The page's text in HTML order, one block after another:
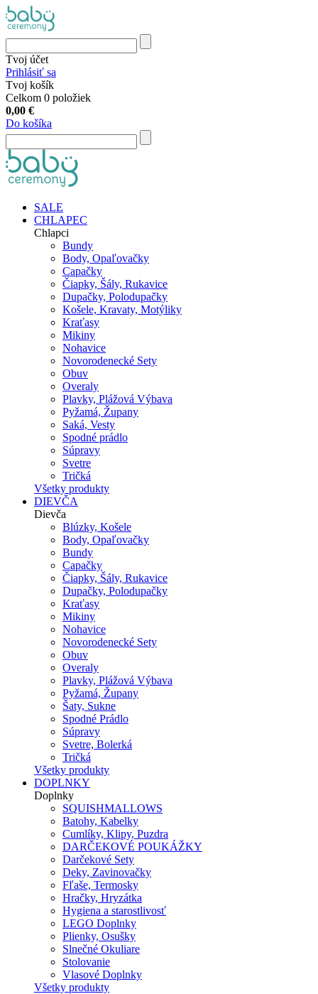
Tvoj účet
Prihlásiť sa
Tvoj košík
Celkom 0 položiek
0,00 €
Do košíka
SALE
CHLAPEC
Chlapci
Bundy
Body, Opaľovačky
Capačky
Čiapky, Šály, Rukavice
Dupačky, Polodupačky
Košele, Kravaty, Motýliky
Kraťasy
Mikiny
Nohavice
Novorodenecké Sety
Obuv
Overaly
Plavky, Plážová Výbava
Pyžamá, Župany
Saká, Vesty
Spodné prádlo
Súpravy
Svetre
Tričká
Všetky produkty
DIEVČA
Dievča
Blúzky, Košele
Body, Opaľovačky
Bundy
Capačky
Čiapky, Šály, Rukavice
Dupačky, Polodupačky
Kraťasy
Mikiny
Nohavice
Novorodenecké Sety
Obuv
Overaly
Plavky, Plážová Výbava
Pyžamá, Župany
Šaty, Sukne
Spodné Prádlo
Súpravy
Svetre, Bolerká
Tričká
Všetky produkty
DOPLNKY
Doplnky
SQUISHMALLOWS
Batohy, Kabelky
Cumlíky, Klipy, Puzdra
DARČEKOVÉ POUKÁŽKY
Darčekové Sety
Deky, Zavinovačky
Fľaše, Termosky
Hračky, Hryzátka
Hygiena a starostlivosť
LEGO Doplnky
Plienky, Osušky
Slnečné Okuliare
Stolovanie
Vlasové Doplnky
Všetky produkty